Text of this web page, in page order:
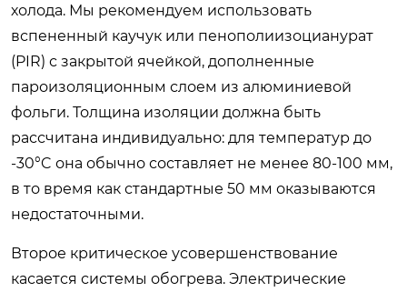
холода. Мы рекомендуем использовать
вспененный каучук или пенополиизоцианурат
(PIR) с закрытой ячейкой, дополненные
пароизоляционным слоем из алюминиевой
фольги. Толщина изоляции должна быть
рассчитана индивидуально: для температур до
-30°C она обычно составляет не менее 80-100 мм,
в то время как стандартные 50 мм оказываются
недостаточными.
Второе критическое усовершенствование
касается системы обогрева. Электрические